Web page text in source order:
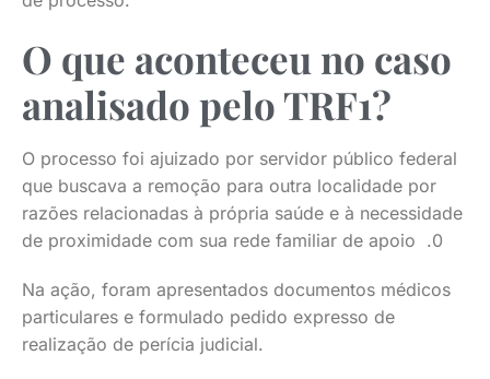
O que aconteceu no caso
analisado pelo TRF1?
O processo foi ajuizado por servidor público federal
que buscava a remoção para outra localidade por
razões relacionadas à própria saúde e à necessidade
de proximidade com sua rede familiar de apoio .0
Na ação, foram apresentados documentos médicos
particulares e formulado pedido expresso de
realização de perícia judicial.